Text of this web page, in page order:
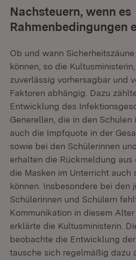
Nachsteuern, wenn es
Rahmenbedingungen
Ob und wann
können, so die
zuverlässig vorhersagbar und
Faktoren abhängig. Dazu
Entwicklung des
Generellen, die in den Schulen
auch die Impfquote in der
sowie bei den Schülerinnen
erhalten die Rückmeldung aus
die Masken im Unterricht auch
können. Insbesondere bei den
Schülerinnen und Schülern
Kommunikation in diesem Alter
erklärte die Kultusministerin.
beobachte die Entwicklung der
tausche sich regelmäßig dazu